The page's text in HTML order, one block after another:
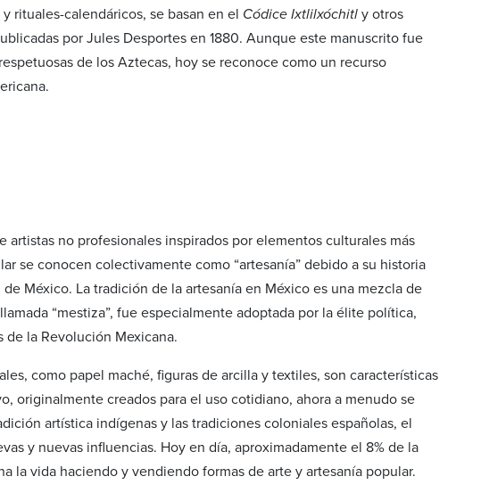
rituales-calendáricos, se basan en el Códice Ixtlilxóchitl y otros
por Jules Desportes en 1880. Aunque este manuscrito fue
de los Aztecas, hoy se reconoce como un recurso
no profesionales inspirados por elementos culturales más
se conocen colectivamente como “artesanía” debido a su historia
México. La tradición de la artesanía en México es una mezcla de
“mestiza”, fue especialmente adoptada por la élite política,
la Revolución Mexicana.
como papel maché, figuras de arcilla y textiles, son características
originalmente creados para el uso cotidiano, ahora a menudo se
artística indígenas y las tradiciones coloniales españolas, el
y nuevas influencias. Hoy en día, aproximadamente el 8% de la
la vida haciendo y vendiendo formas de arte y artesanía popular.